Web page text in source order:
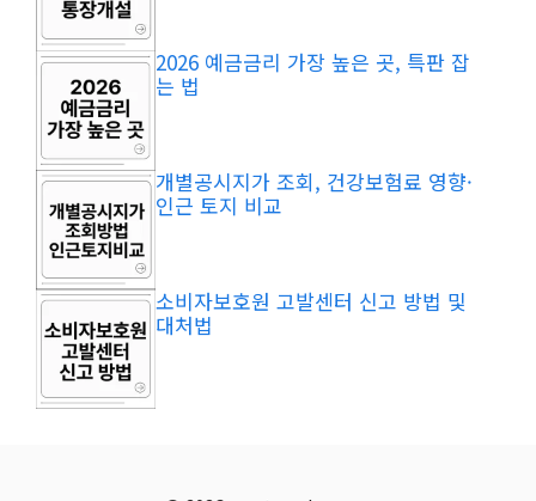
2026 예금금리 가장 높은 곳, 특판 잡
는 법
개별공시지가 조회, 건강보험료 영향·
인근 토지 비교
소비자보호원 고발센터 신고 방법 및
대처법